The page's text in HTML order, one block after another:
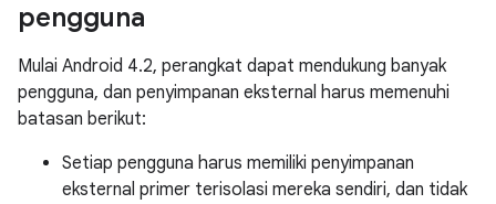
pengguna
Mulai Android 4.2, perangkat dapat mendukung banyak
pengguna, dan penyimpanan eksternal harus memenuhi
batasan berikut:
Setiap pengguna harus memiliki penyimpanan
eksternal primer terisolasi mereka sendiri, dan tidak